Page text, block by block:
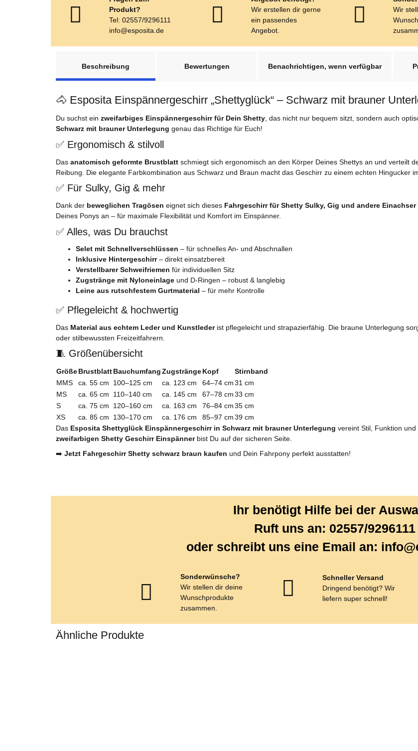
Produkt?
Tel: 02557/9296111
info@esposita.de
Wir erstellen dir gerne
ein passendes
Angebot.
Wir
Beschreibung
Bewertungen Benachrichtigen, wenn verfügbar
🐴 Esposita Einspännergeschirr „Shettyglück“ – Schwarz mit brauner
Du suchst ein zweifarbiges Einspännergeschirr für Dein Shetty, das nicht nur bequem sitzt, sondern auch
Schwarz mit brauner Unterlegung genau das Richtige für Euch!
✅ Ergonomisch & stilvoll
Das anatomisch geformte Brustblatt schmiegt sich ergonomisch an den Körper Deines Shettys an und verteilt
Reibung. Die elegante Farbkombination aus Schwarz und Braun macht das Geschirr zu einem echten Hingucker
✅ Für Sulky, Gig & mehr
Dank der beweglichen Tragösen eignet sich dieses Fahrgeschirr für Shetty Sulky, Gig und andere Einachser
Deines Ponys an – für maximale Flexibilität und Komfort im Einspänner.
✅ Alles, was Du brauchst
Selet mit Schnellverschlüssen – für schnelles An- und Abschnallen
Inklusive Hintergeschirr– direkt einsatzbereit
Verstellbarer Schweifriemen für individuellen Sitz
Zugstränge mit Nyloneinlage und D-Ringen – robust & langlebig
Leine aus rutschfestem Gurtmaterial – für mehr Kontrolle
✅ Pflegeleicht & hochwertig
Das Material aus echtem Leder und Kunstlederist pflegeleicht und strapazierfähig. Die braune Unterlegung
oder stilbewussten Freizeitfahrern.
🧵 Größenübersicht
GrößeBrustblattBauchumfangZugsträngeKopf
Stirnband
MMS
ca. 55 cm 100–125 cm ca. 123 cm 64–74 cm31 cm
MS
ca. 65 cm 110–140 cm ca. 145 cm 67–78 cm33 cm
S
ca. 75 cm 120–160 cm ca. 163 cm 76–84 cm35 cm
XS
ca. 85 cm 130–170 cm ca. 176 cm 85–97 cm39 cm
Das Esposita Shettyglück Einspännergeschirr in Schwarz mit brauner Unterlegung vereint Stil, Funktion
zweifarbigen Shetty Geschirr Einspännerbist Du auf der sicheren Seite.
➡️ Jetzt Fahrgeschirr Shetty schwarz braun kaufen und Dein Fahrpony perfekt ausstatten!
Ihr benötigt Hilfe bei der
Ruft uns an: 02557/9296111
oder schreibt uns eine Email an:
Sonderwünsche?
Wir stellen dir deine
Wunschprodukte
zusammen.
Schneller Versand
Dringend benötigt? Wir
liefern super schnell!
Ähnliche Produkte